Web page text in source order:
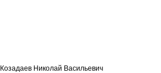
Козадаев Николай Васильевич